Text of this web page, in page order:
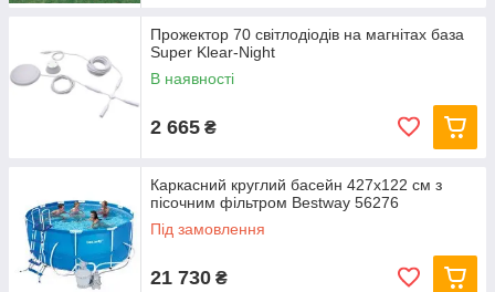
Прожектор 70 світлодіодів на магнітах база
Super Klear-Night
В наявності
2 665 ₴
Каркасний круглий басейн 427x122 см з
пісочним фільтром Bestway 56276
Під замовлення
21 730 ₴